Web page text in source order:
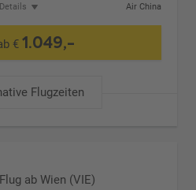
Details
Air China
€1.049,-
Flugzeiten
Flug ab Wien (VIE)